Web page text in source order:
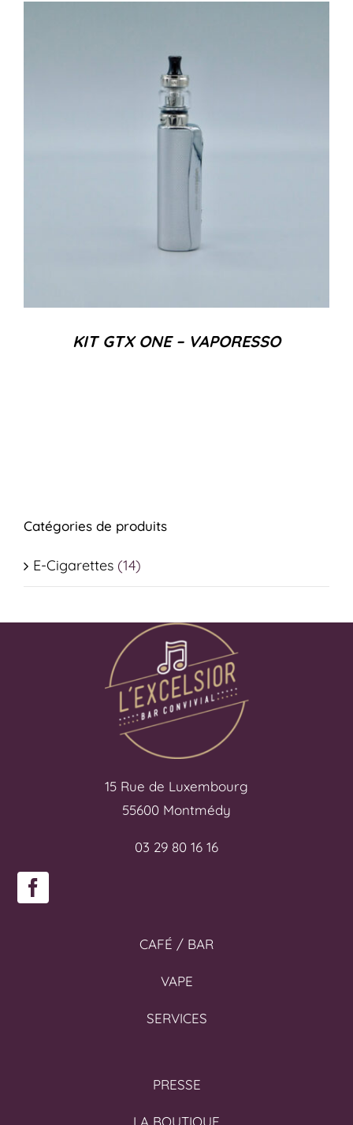
KIT GTX ONE – VAPORESSO
Catégories de produits
E-Cigarettes (14)
15 Rue de Luxembourg
55600 Montmédy
03 29 80 16 16
CAFÉ / BAR
VAPE
SERVICES
PRESSE